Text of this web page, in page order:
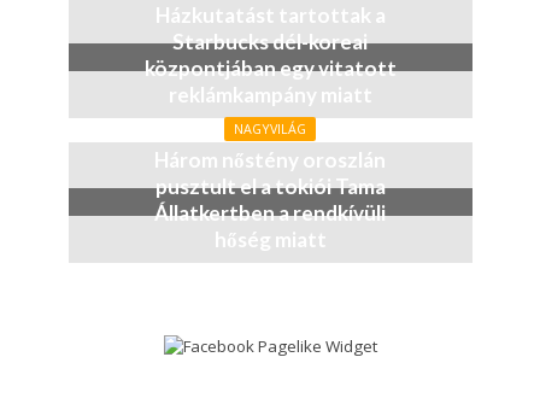
Házkutatást tartottak a
Starbucks dél-koreai
központjában egy vitatott
reklámkampány miatt
3 nap
NAGYVILÁG
Három nőstény oroszlán
pusztult el a tokiói Tama
Állatkertben a rendkívüli
hőség miatt